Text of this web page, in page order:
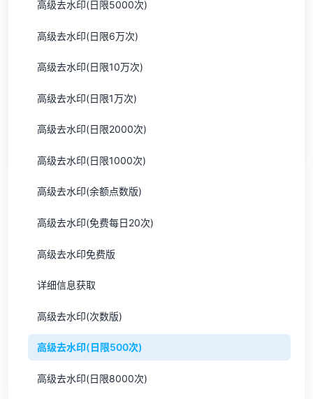
高级去水印(日限5000次)
高级去水印(日限6万次)
高级去水印(日限10万次)
高级去水印(日限1万次)
高级去水印(日限2000次)
高级去水印(日限1000次)
高级去水印(余额点数版)
高级去水印(免费每日20次)
高级去水印免费版
详细信息获取
高级去水印(次数版)
高级去水印(日限500次)
高级去水印(日限8000次)